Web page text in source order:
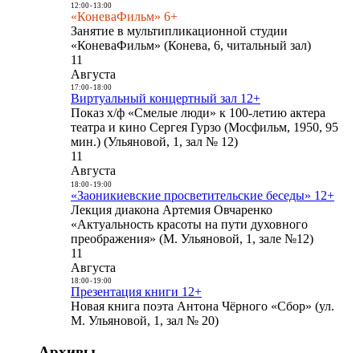
12:00- 13:00
«КоневаФильм» 6+
Занятие в мультипликационной студии
«КоневаФильм» (Конева, 6, читальный зал)
11
Августа
17:00- 18:00
Виртуальный концертный зал 12+
Показ х/ф «Смелые люди» к 100-летию актера
театра и кино Сергея Гурзо (Мосфильм, 1950, 95
мин.) (Ульяновой, 1, зал № 12)
11
Августа
18:00- 19:00
«Заоникиевские просветительские беседы» 12+
Лекция диакона Артемия Овчаренко
«Актуальность красоты на пути духовного
преображения» (М. Ульяновой, 1, зале №12)
11
Августа
18:00- 19:00
Презентация книги 12+
Новая книга поэта Антона Чёрного «Сбор» (ул.
М. Ульяновой, 1, зал № 20)